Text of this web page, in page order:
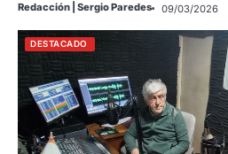
Redacción | Sergio Paredes 09/03/2026
DESTACADO